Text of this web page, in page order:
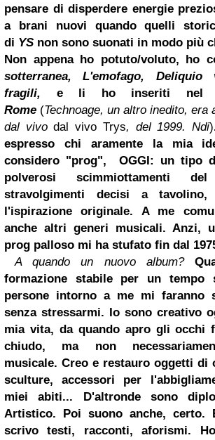
pensare di disperdere energie
a brani nuovi quando quelli
di YS non sono suonati in modo più
Non appena ho potuto/voluto, ho
sotterranea, L'emofago, Deliquio
fragili, e li ho inseriti nel
Rome (Technoage, un altro inedito, era
dal vivodal vivo Trys, del 1999. Ndi)
espresso chi
aramente la mia
considero "prog", OGGI: un tipo
polverosi scimmiottamenti
stravolgimenti decisi a tavolino,
l'ispirazione originale. A me
anche altri generi musicali. Anzi,
prog palloso mi ha stufato fin dal
A quando un nuovo album?
formazione stabile per un tempo
persone intorno a me mi faranno
senza stressarmi. Io sono creativo
mia vita, da quando apro gli occhi
chiudo, ma non
musicale. Creo e restauro oggetti di
sculture, accessori per
miei abiti... D'altronde sono
Artistico. Poi suono anche, certo.
scrivo testi, racconti, aforismi.